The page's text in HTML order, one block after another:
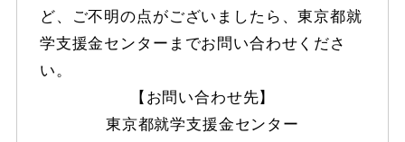
ど、ご不明の点がございましたら、東京都就
学支援金センターまでお問い合わせくださ
い。
【お問い合わせ先】
東京都就学支援金センター